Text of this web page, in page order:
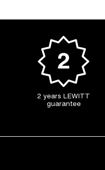
2 years LEWITT
guarantee